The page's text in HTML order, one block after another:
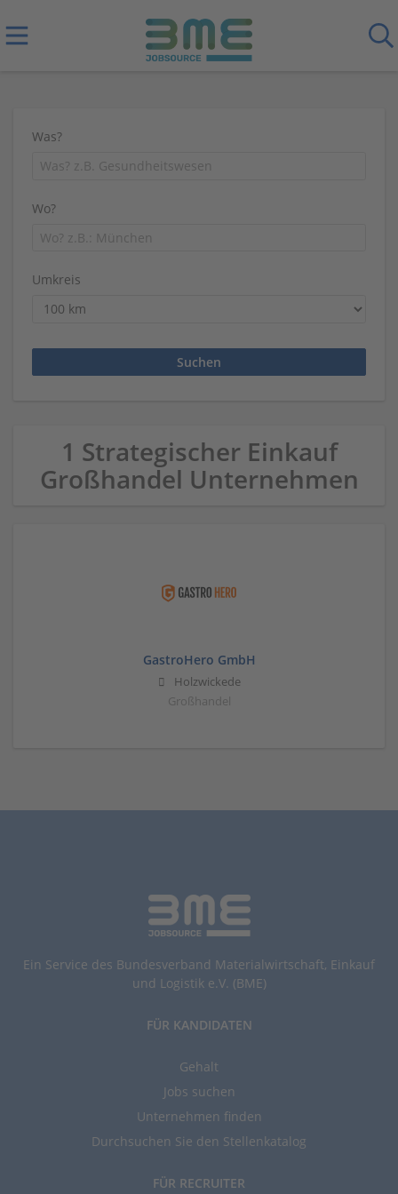
Was?
Wo?
Umkreis
1 Strategischer Einkauf
Großhandel Unternehmen
GastroHero GmbH
Holzwickede
Großhandel
Ein Service des Bundesverband Materialwirtschaft, Einkauf
und Logistik e.V. (BME)
FÜR KANDIDATEN
Gehalt
Jobs suchen
Unternehmen finden
Durchsuchen Sie den Stellenkatalog
FÜR RECRUITER